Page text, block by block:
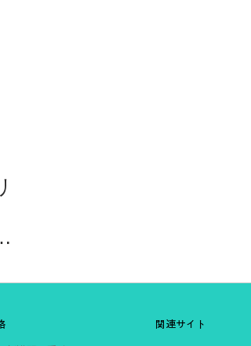
関連サイト